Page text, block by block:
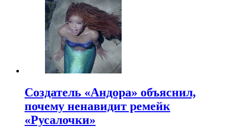
Создатель «Андора» объяснил,
почему ненавидит ремейк
«Русалочки»